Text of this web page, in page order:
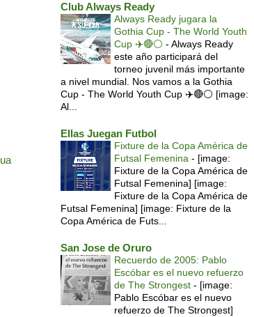
Club Always Ready
Always Ready jugara la
Gothia Cup - The World Youth
Cup ✈️🔴⚪️ - Always Ready
este año participará del
torneo juvenil más importante
a nivel mundial. Nos vamos a la Gothia
Cup - The World Youth Cup ✈️🔴⚪️ [image:
Al...
Ellas Juegan Futbol
Fixture de la Copa América de
Futsal Femenina - [image:
Fixture de la Copa América de
Futsal Femenina] [image:
Fixture de la Copa América de
Futsal Femenina] [image: Fixture de la
Copa América de Futs...
San Jose de Oruro
Recuerdo de 2005: Pablo
Escóbar es el nuevo refuerzo
de The Strongest - [image:
Pablo Escóbar es el nuevo
refuerzo de The Strongest]